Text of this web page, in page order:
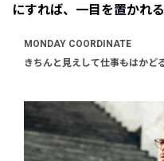
にすれば、一目を置かれ
MONDAY COORDINATE
きちんと見えして仕事もはかど